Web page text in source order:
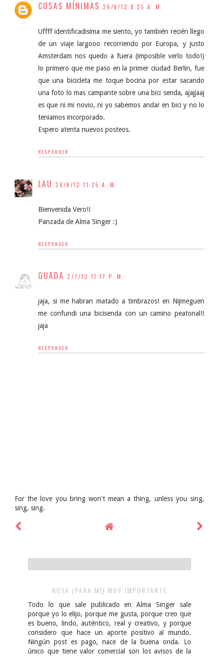
COSAS MÍNIMAS 26/6/12 8:35 A. M.
Uffff identificadisima me siento, yo también recién llego
de un viaje largooo recorriendo por Europa, y justo
Amsterdam nos quedo a fuera (imposible verlo todo!)
lo primero que me paso en la primer ciudad Berlin, fue
que una bicicleta me toque bocina por estar sacando
una foto lo mas campante sobre una bici senda, ajajjaaj
es que ni mi novio, ni yo sabemos andar en bici y no lo
teniamos incorporado.
Espero atenta nuevos posteos.
RESPONDER
LAU 26/6/12 11:35 A. M.
Bienvenida Vero!!
Panzada de Alma Singer :)
RESPONDER
GUADA 2/7/12 11:17 P. M.
jaja, si me habran matado a timbrazos! en Nijmeguen
me confundi una bicisenda con un camino peatonal!!
jaja
RESPONDER
For the love you bring won't mean a thing, unless you sing,
sing, sing.
NOTA (PARA MÍ) MUY IMPORTANTE
Todo lo que sale publicado en Alma Singer sale
porque yo lo elijo, porque me gusta, porque creo que
es bueno, lindo, auténtico, real y creativo, y porque
considero que hace un aporte positivo al mundo.
Ningún post es pago, nace de la buena onda. Lo
único que tiene valor comercial son los avisos de la